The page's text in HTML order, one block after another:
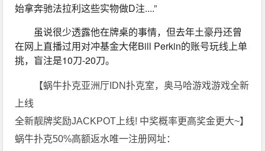
始拿奔驰法拉利这些实物做D注....”
虽说很少透露他在牌桌的事情，但去年土豪丹还曾
在网上直播过用对冲基金大佬Bill Perkin的账号玩线上单
挑，盲注是10刀-20刀。
【蜗牛扑克亚洲厅IDN扑克室，奥马哈游戏游戏全新
上线
全新靓牌奖励JACKPOT上线! 中奖概率更高奖金更大~】
蜗牛扑克50%高额返水唯一注册网址：